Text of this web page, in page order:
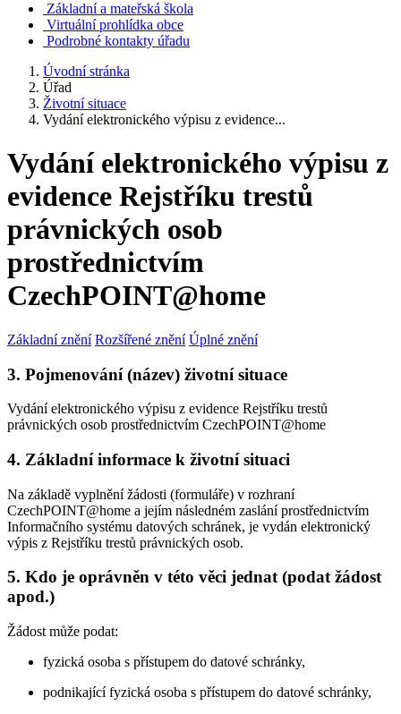
Základní a mateřská škola
Virtuální prohlídka obce
Podrobné kontakty úřadu
Úvodní stránka
Úřad
Životní situace
Vydání elektronického výpisu z evidence...
Vydání elektronického výpisu z
evidence Rejstříku trestů
právnických osob
prostřednictvím
CzechPOINT@home
Základní znění Rozšířené znění Úplné znění
3. Pojmenování (název) životní situace
Vydání elektronického výpisu z evidence Rejstříku trestů
právnických osob prostřednictvím CzechPOINT@home
4. Základní informace k životní situaci
Na základě vyplnění žádosti (formuláře) v rozhraní
CzechPOINT@home a jejím následném zaslání prostřednictvím
Informačního systému datových schránek, je vydán elektronický
výpis z Rejstříku trestů právnických osob.
5. Kdo je oprávněn v této věci jednat (podat žádost
apod.)
Žádost může podat:
fyzická osoba s přístupem do datové schránky,
podnikající fyzická osoba s přístupem do datové schránky,